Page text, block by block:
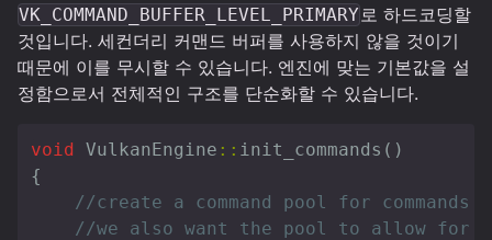
VK_COMMAND_BUFFER_LEVEL_PRIMARY 로 하드코딩할
것입니다. 세컨더리 커맨드 버퍼를 사용하지 않을 것이기
때문에 이를 무시할 수 있습니다. 엔진에 맞는 기본값을 설
정함으로서 전체적인 구조를 단순화할 수 있습니다.
void VulkanEngine :: init_commands ()
{
//create a command pool for
//we also want the pool to allow for